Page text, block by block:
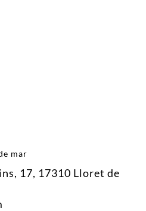
mar
17, 17310 Lloret de